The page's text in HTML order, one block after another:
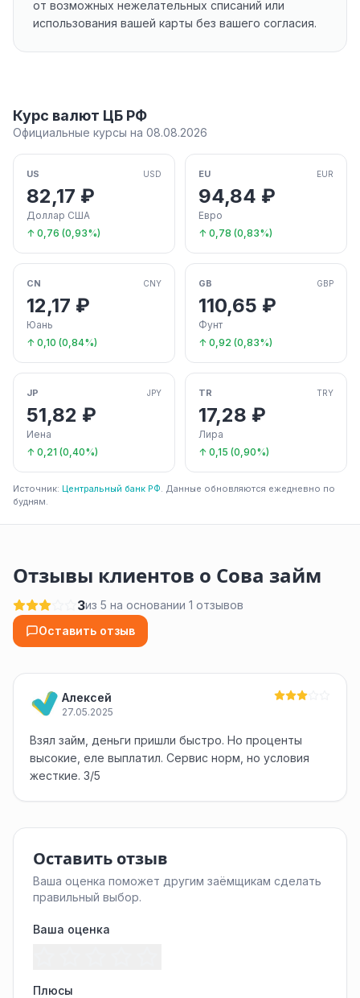
от возможных нежелательных списаний или
использования вашей карты без вашего согласия.
Курс валют ЦБ РФ
Официальные курсы на 08.08.2026
US USD
82,17 ₽
Доллар США
↑ 0,76 (0,93%)
EU EUR
94,84 ₽
Евро
↑ 0,78 (0,83%)
CN CNY
12,17 ₽
Юань
↑ 0,10 (0,84%)
GB GBP
110,65 ₽
Фунт
↑ 0,92 (0,83%)
JP JPY
51,82 ₽
Иена
↑ 0,21 (0,40%)
TR TRY
17,28 ₽
Лира
↑ 0,15 (0,90%)
Источник: Центральный банк РФ. Данные обновляются ежедневно по
будням.
Отзывы клиентов о Сова займ
3из 5 на основании 1 отзывов
Оставить отзыв
Алексей
27.05.2025
Взял займ, деньги пришли быстро. Но проценты
высокие, еле выплатил. Сервис норм, но условия
жесткие. 3/5
Оставить отзыв
Ваша оценка поможет другим заёмщикам сделать
правильный выбор.
Ваша оценка
Плюсы